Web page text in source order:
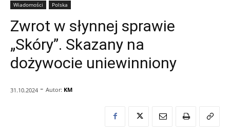
Wiadomości Polska
Zwrot w słynnej sprawie
„Skóry”. Skazany na
dożywocie uniewinniony
31.10.2024 - Autor: KM